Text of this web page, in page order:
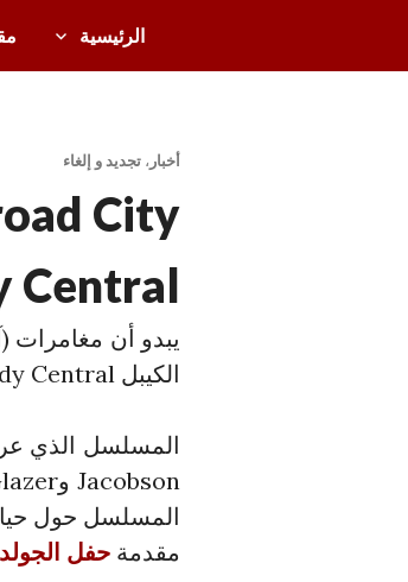
دل
تل
زي
ن
ال
ع
رب
ي
الرئيسية
أخبار ، تجديد و إلغاء
Central
يبدو أن مغامرات
الكيبل Comedy Central بتجديد كوميديا Broad City لموسم ثالث.
مقدمة حفل